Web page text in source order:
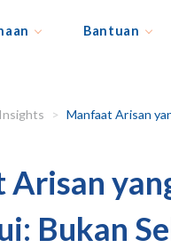
Bantuan
Insights Manfaat Arisan yang
Bukan